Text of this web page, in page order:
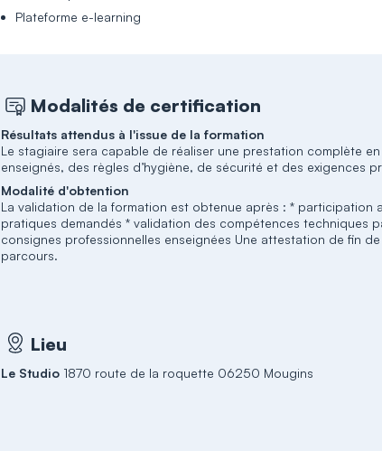
Plateforme e-learning
Modalités de certification
Résultats attendus à l'issue de la formation
Le stagiaire sera capable de réaliser une prestation complète
enseignés, des règles d’hygiène, de sécurité et des exigences
Modalité d'obtention
La validation de la formation est obtenue après : * participation
pratiques demandés * validation des compétences techniques
consignes professionnelles enseignées Une attestation de fin
parcours.
Lieu
Le Studio 1870 route de la roquette 06250 Mougins